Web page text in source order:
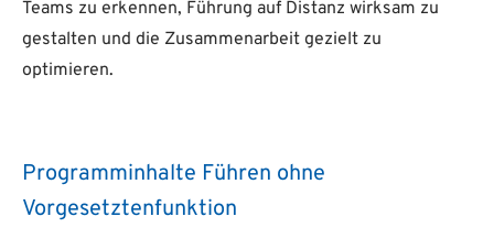
Teams zu erkennen, Führung auf Distanz wirksam zu
gestalten und die Zusammenarbeit gezielt zu
optimieren.
Programminhalte Führen ohne
Vorgesetztenfunktion